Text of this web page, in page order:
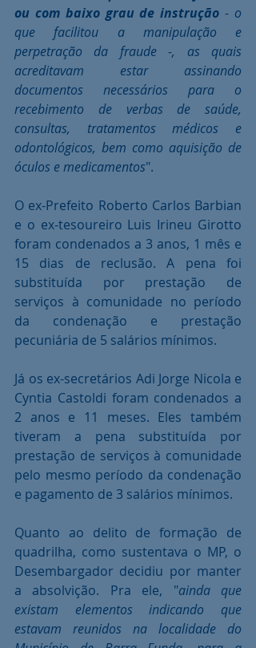
ou com baixo grau de instrução - o
que facilitou a manipulação e
perpetração da fraude -, as quais
acreditavam estar assinando
documentos necessários para o
recebimento de verbas de saúde,
consultas, tratamentos médicos e
odontológicos, bem como aquisição de
óculos e medicamentos".
O ex-Prefeito Roberto Carlos Barbian
e o ex-tesoureiro Luis Irineu Girotto
foram condenados a 3 anos, 1 mês e
15 dias de reclusão. A pena foi
substituída por prestação de
serviços à comunidade no período
da condenação e prestação
pecuniária de 5 salários mínimos.
Já os ex-secretários Adi Jorge Nicola e
Cyntia Castoldi foram condenados a
2 anos e 11 meses. Eles também
tiveram a pena substituída por
prestação de serviços à comunidade
pelo mesmo período da condenação
e pagamento de 3 salários mínimos.
Quanto ao delito de formação de
quadrilha, como sustentava o MP, o
Desembargador decidiu por manter
a absolvição. Pra ele, "ainda que
existam elementos indicando que
estavam reunidos na localidade do